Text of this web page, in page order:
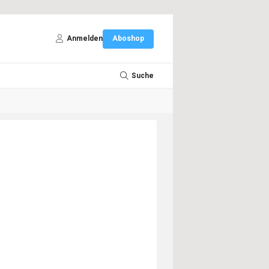
Anmelden Aboshop
Suche